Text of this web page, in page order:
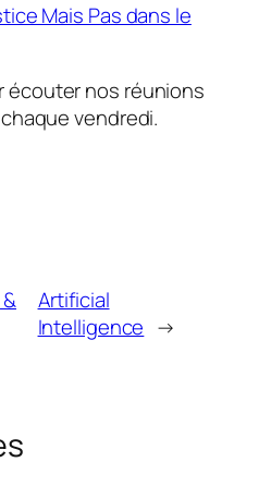
Mais Pas dans le
écouter nos réunions
vendredi.
Artificial
Intelligence →